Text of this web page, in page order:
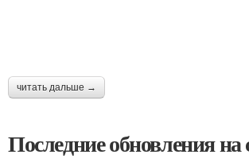
читать дальше →
Последние обновления на